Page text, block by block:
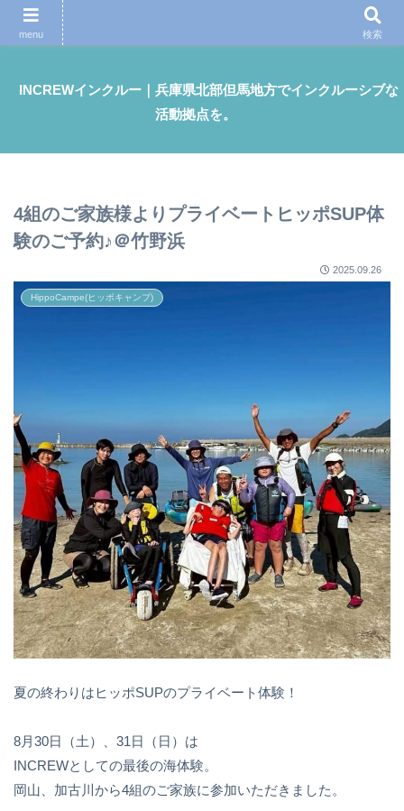
障害のあるなし・性差・宗教・国籍・年齢差・地域差 いろんな違いをお互い認
INCREWインクルー｜兵庫県北部但馬地方でインクルーシブな
活動拠点を。
4組のご家族様よりプライベートヒッポSUP体
験のご予約♪＠竹野浜
2025.09.26
HippoCampe(ヒッポキャンプ)
夏の終わりはヒッポSUPのプライベート体験！
8月30日（土）、31日（日）は
INCREWとしての最後の海体験。
岡山、加古川から4組のご家族に参加いただきました。
menu 検索